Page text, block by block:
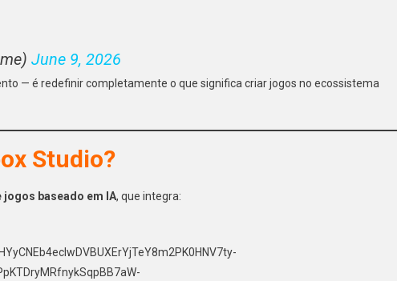
June 9, 2026
— é redefinir completamente o que significa criar jogos no ecossistema
Studio?
baseado em IA, que integra: